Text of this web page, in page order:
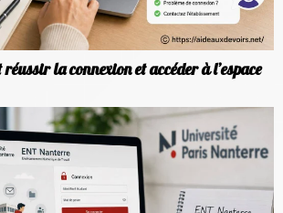
la connexion et accéder à l’espace